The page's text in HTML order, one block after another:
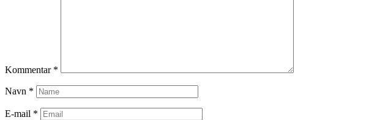
Kommentar *
Navn *
E-mail *